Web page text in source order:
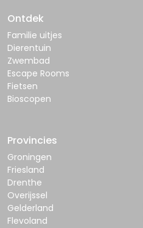
Ontdek
Familie uitjes
Dierentuin
Zwembad
Escape Rooms
Fietsen
Bioscopen
Provincies
Groningen
Friesland
Drenthe
Overijssel
Gelderland
Flevoland